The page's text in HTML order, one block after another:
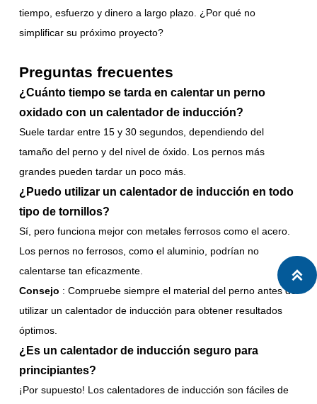
tiempo, esfuerzo y dinero a largo plazo. ¿Por qué no
simplificar su próximo proyecto?
Preguntas frecuentes
¿Cuánto tiempo se tarda en calentar un perno
oxidado con un calentador de inducción?
Suele tardar entre 15 y 30 segundos, dependiendo del
tamaño del perno y del nivel de óxido. Los pernos más
grandes pueden tardar un poco más.
¿Puedo utilizar un calentador de inducción en todo
tipo de tornillos?
Sí, pero funciona mejor con metales ferrosos como el acero.
Los pernos no ferrosos, como el aluminio, podrían no
calentarse tan eficazmente.
Consejo : Compruebe siempre el material del perno antes de
utilizar un calentador de inducción para obtener resultados
óptimos.
¿Es un calentador de inducción seguro para
principiantes?
¡Por supuesto! Los calentadores de inducción son fáciles de
